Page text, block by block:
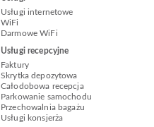
Usługi internetowe
WiFi
Darmowe WiFi
Usługi recepcyjne
Faktury
Skrytka depozytowa
Całodobowa recepcja
Parkowanie samochodu
Przechowalnia bagażu
Usługi konsjerża